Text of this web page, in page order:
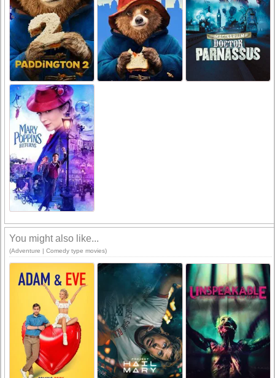
You might also like...
(Adventure | Comedy type movies)